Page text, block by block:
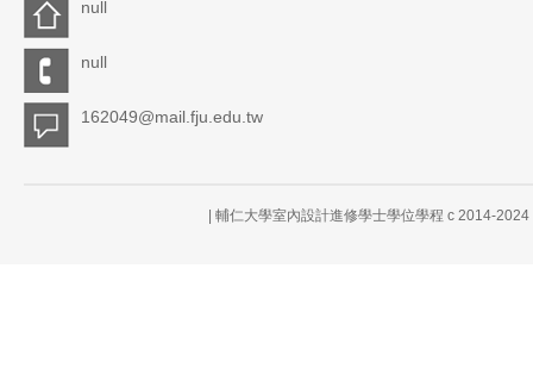
null
null
162049@mail.fju.edu.tw
| 輔仁大學室內設計進修學士學位學程 c 2014-